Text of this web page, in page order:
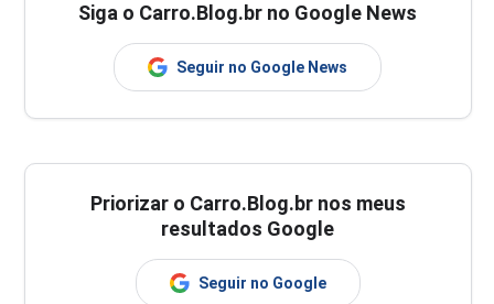
Siga o Carro.Blog.br no Google News
Seguir no Google News
Priorizar o Carro.Blog.br nos meus
resultados Google
Seguir no Google